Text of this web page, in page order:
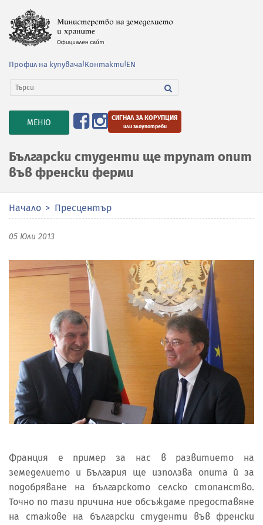
Профил на купувача Контакти EN
TOGGLE
NAVIGATION
МЕНЮ СИГНАЛ ЗА КОРУПЦИЯ
или злоупотреби
Български студенти ще трупат опит
във френски ферми
Начало Пресцентър
05 Юли 2013
Франция е пример за нас в развитието на
земеделието и България ще използва опита й за
подобряване на българското селско стопанство.
Точно по тази причина ние обсъждаме предоставяне
на стажове на български студенти във френски